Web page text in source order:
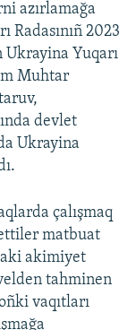
azırlamağa
Radasınıñ 2023
Ukrayina Yuqarı
Muhtar
devlet
Ukrayina
çalışmaq
matbuat
akimiyet
tahminen
vaqıtları